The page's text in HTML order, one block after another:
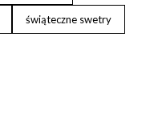
świąteczne swetry